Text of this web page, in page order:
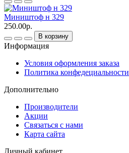
Миништоф н 329
250.00р.
В корзину
Информация
Условия оформления заказа
Политика конфедециальности
Дополнительно
Производители
Акции
Связаться с нами
Карта сайта